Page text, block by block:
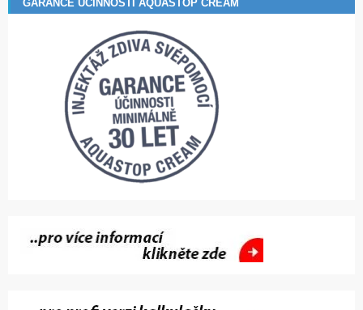
GARANCE ÚČINNOSTI AQUASTOP CREAM